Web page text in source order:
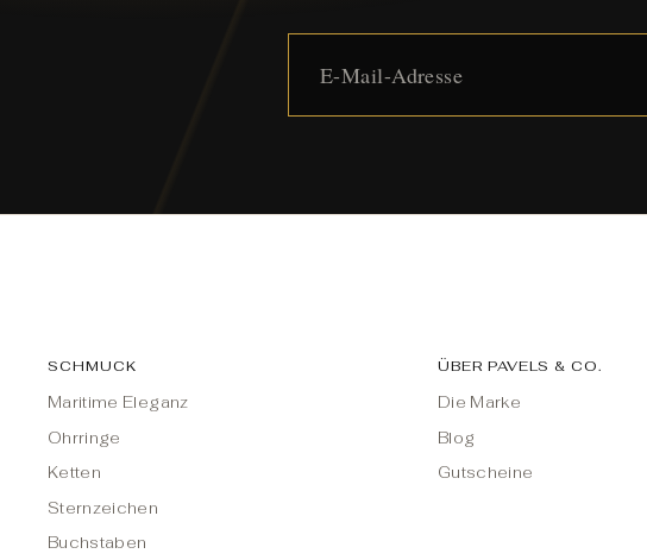
SCHMUCK
Maritime Eleganz
Ohrringe
Ketten
Sternzeichen
Buchstaben
ÜBER PAVELS & CO.
Die Marke
Blog
Gutscheine